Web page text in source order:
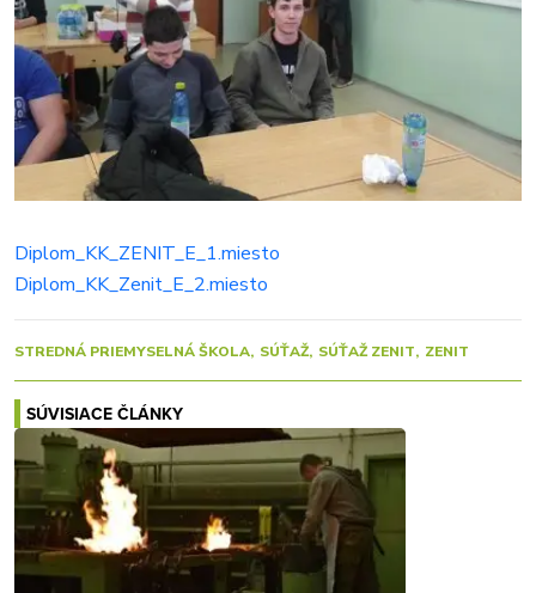
Diplom_KK_ZENIT_E_1.miesto
Diplom_KK_Zenit_E_2.miesto
STREDNÁ PRIEMYSELNÁ ŠKOLA SÚŤAŽ SÚŤAŽ ZENIT ZENIT
SÚVISIACE ČLÁNKY